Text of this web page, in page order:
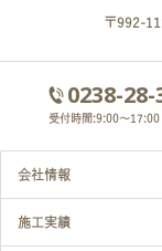
〒992-
0238-28-
受付時間:9:00～17:00
会社情報
施工実績